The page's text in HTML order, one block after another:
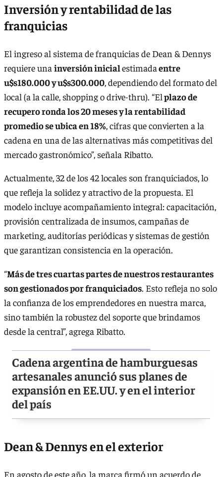
Inversión y rentabilidad de las
franquicias
El ingreso al sistema de franquicias de Dean & Dennys
requiere una inversión inicialestimadaentre
u$s180.000 y u$s300.000, dependiendo del formato del
local (a la calle, shopping o drive-thru). “Elplazo de
recupero ronda los 20 meses y la rentabilidad
promedio se ubica en 18%, cifras que convierten a la
cadena en una de las alternativas más competitivas del
mercado gastronómico”, señala Ribatto.
Actualmente, 32 de los 42 locales son franquiciados, lo
que refleja la solidez y atractivo de la propuesta. El
modelo incluye acompañamiento integral: capacitación,
provisión centralizada de insumos, campañas de
marketing, auditorías periódicas y sistemas de gestión
que garantizan consistencia en la operación.
“Más de tres cuartas partes de nuestros restaurantes
son gestionados por franquiciados. Esto refleja no solo
la confianza de los emprendedores en nuestra marca,
sino también la robustez del soporte que brindamos
desde la central”, agrega Ribatto.
Cadena argentina de hamburguesas
artesanales anunció sus planes de
expansión en EE.UU. y en el interior
del país
Dean & Dennys en el exterior
En agosto de este año, la marca firmó un acuerdo de